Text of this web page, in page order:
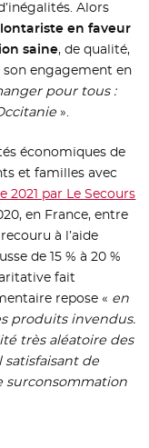
Alors
en faveur
saine, de qualité,
engagement en
pour tous :
».
économiques de
et familles avec
2021 par Le Secours
en France, entre
à l’aide
de 15 % à 20 %
fait
repose « en
produits invendus.
très aléatoire des
satisfaisant de
surconsommation